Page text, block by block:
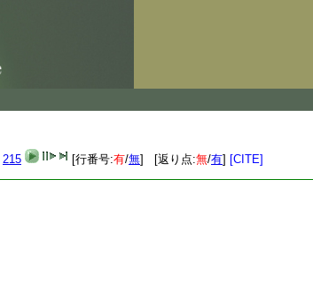
215 [行番号:有/無] [返り点:無/有] [CITE]